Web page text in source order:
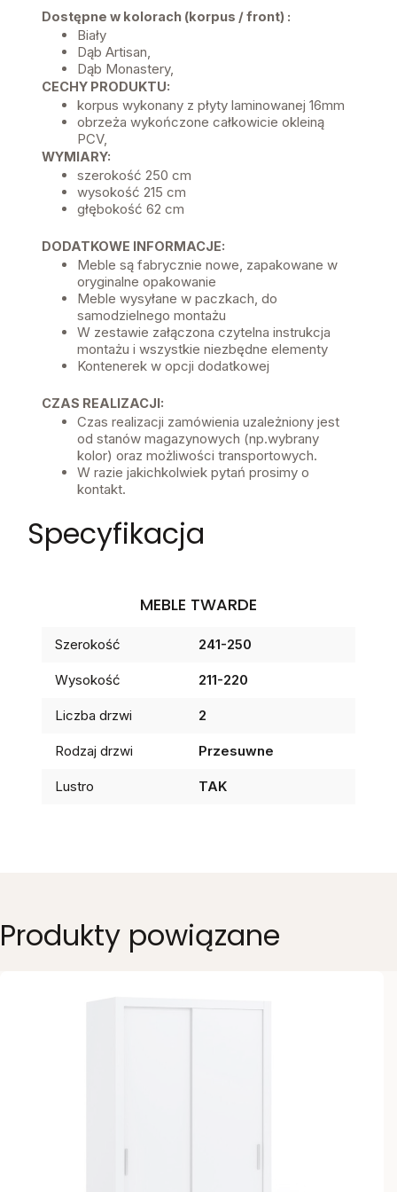
Dostępne w kolorach (korpus / front) :
Biały
Dąb Artisan,
Dąb Monastery,
CECHY PRODUKTU:
korpus wykonany z płyty laminowanej 16mm
obrzeża wykończone całkowicie okleiną
PCV,
WYMIARY:
szerokość 250 cm
wysokość 215 cm
głębokość 62 cm
DODATKOWE INFORMACJE:
Meble są fabrycznie nowe, zapakowane w
oryginalne opakowanie
Meble wysyłane w paczkach, do
samodzielnego montażu
W zestawie załączona czytelna instrukcja
montażu i wszystkie niezbędne elementy
Kontenerek w opcji dodatkowej
CZAS REALIZACJI:
Czas realizacji zamówienia uzależniony jest
od stanów magazynowych (np.wybrany
kolor) oraz możliwości transportowych.
W razie jakichkolwiek pytań prosimy o
kontakt.
Specyfikacja
MEBLE TWARDE
Szerokość 241-250
Wysokość 211-220
Liczba drzwi 2
Rodzaj drzwi Przesuwne
Lustro TAK
Produkty powiązane